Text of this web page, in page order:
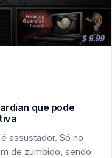
que pode
assustador. Só no
de zumbido, sendo